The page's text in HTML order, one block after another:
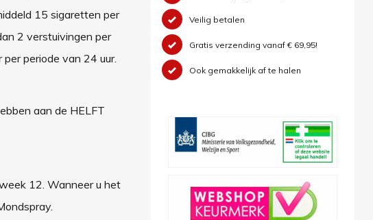
15 sigaretten per
2 verstuivingen per
periode van 24 uur.
aan de HELFT
12. Wanneer u het
Veilig betalen
Gratis verzending vanaf € 69,95!
Ook gemakkelijk af te halen